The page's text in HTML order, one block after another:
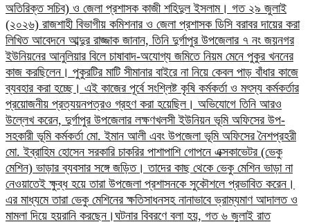
অতিরিক্ত সচিব) ও জেলা প্রশাসক কাজী শহিদুল ইসলাম। গত ২৯ জুলাই
(২০২৬) রাজশাহী বিভাগীয় কমিশনার ও জেলা প্রশাসক ডিসি বরাবর দায়ের করা
লিখিত আবেদনে আব্দুর রাজ্জাক জানান, তিনি দুর্গাপুর উপজেলার ৭ নং জয়নগর
ইউনিয়নের আনুলিয়ার বিলে চাষাবাদ-অযোগ্য জমিতে নিয়ম মেনে পুকুর খননের
কাজ করছিলেন। পুকুরটির মাটি সীমানার বাইরে না নিয়ে কেবল পাড় বাঁধার কাজে
ব্যবহার করা হচ্ছে। এই কাজের পূর্বে সংশ্লিষ্ট কৃষি কর্মকর্তা ও মৎস্য কর্মকর্তার
প্রয়োজনীয় প্রত্যয়নপত্রও গ্রহণ করা হয়েছিল।​ অভিযোগে তিনি আরও
উল্লেখ করেন, দুর্গাপুর উপজেলার লক্ষণখলসী ইউনিয়ন ভূমি অফিসের উপ-
সহকারী ভূমি কর্মকর্তা মো. ইমান আলী এবং উপজেলা ভূমি অফিসের নৈশপ্রহরী
মো. ইব্রাহিম হোসেন সরকারি চাকরির পাশাপাশি গোপনে এক্সকাভেটর (ভেকু
মেশিন) ভাড়ার ব্যবসার সঙ্গে জড়িত। তাদের কাছ থেকে ভেকু মেশিন ভাড়া না
নেওয়াতেই ক্ষুব্ধ হয়ে তারা উপজেলা প্রশাসনকে সুকৌশলে প্রভাবিত করেন।
এর মাধ্যমে তারা ভেকু মেশিনের ক্ষতিসাধনসহ নানাভাবে ভ্রাম্যমাণ আদালত ও
মামলা দিয়ে হয়রানি করছেন।​ঘটনার বিবরণে বলা হয়, গত ৬ জুলাই রাত